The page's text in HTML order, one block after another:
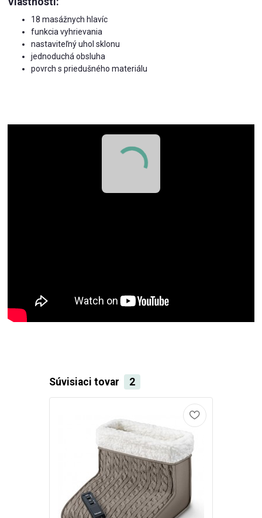
18 masážnych hlavíc
funkcia vyhrievania
nastaviteľný uhol sklonu
jednoduchá obsluha
povrch s priedušného materiálu
Súvisiaci tovar 2